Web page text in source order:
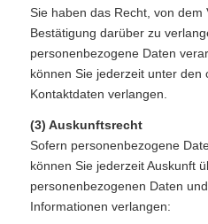
Sie haben das Recht, von dem
Bestätigung darüber zu
personenbezogene Daten
können Sie jederzeit unter den
Kontaktdaten verlangen.
(3) Auskunftsrecht
Sofern personenbezogene
können Sie jederzeit Auskunft
personenbezogenen Daten
Informationen verlangen: